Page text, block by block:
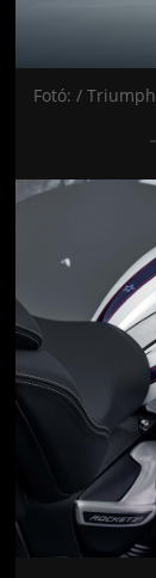
Fotó: / Triumph